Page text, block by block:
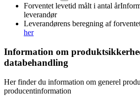
Forventet levetid målt i antal år
leverandør
Leverandørens beregning af
her
Information om
databehandling
Her finder du information om generel
producentinformation